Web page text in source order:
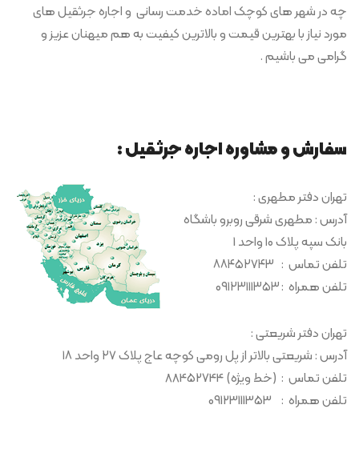
چه در شهر های کوچک اماده خدمت رسانی و اجاره جرثقیل های
مورد نیاز با بهترین قیمت و بالاترین کیفیت به هم میهنان عزیز و
گرامی می باشیم .
سفارش و مشاوره اجاره جرثقیل :
تهران دفتر مطهری :
آدرس : مطهری شرقی روبرو باشگاه
بانک سپه پلاک ۱۰ واحد 1
تلفن تماس : ۸۸۴۵۲۷۴۳
تلفن همراه : ۰۹۱۲۳۱۱۱۳۵۳
تهران دفتر شریعتی :
آدرس : شریعتی بالاتر از پل رومی کوچه عاج پلاک ۲۷ واحد ۱۸
تلفن تماس : (خط ویژه) 88452744
تلفن همراه : 09123111353